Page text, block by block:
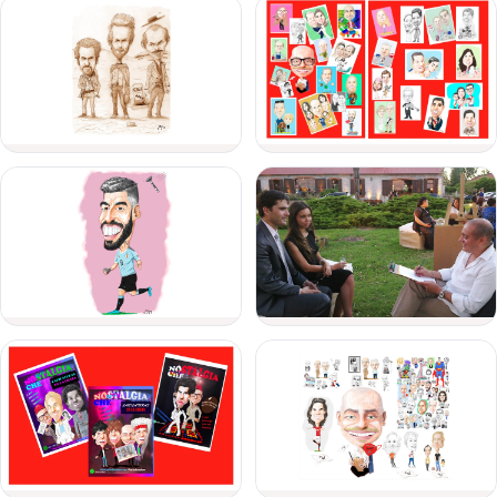
Enviar consulta